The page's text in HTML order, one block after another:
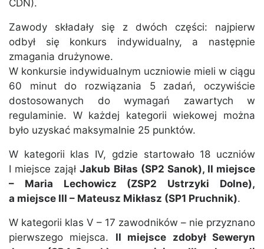
CDN).
Zawody składały się z dwóch części: najpierw
odbył się konkurs indywidualny, a następnie
zmagania drużynowe.
W konkursie indywidualnym uczniowie mieli w ciągu
60 minut do rozwiązania 5 zadań, oczywiście
dostosowanych do wymagań zawartych w
regulaminie. W każdej kategorii wiekowej można
było uzyskać maksymalnie 25 punktów.
W kategorii klas IV, gdzie startowało 18 uczniów
I miejsce zająłJakub Biłas (SP2 Sanok), II miejsce
– Maria Lechowicz (ZSP2 Ustrzyki Dolne),
a miejsce III – Mateusz Mikłasz (SP1 Pruchnik).
W kategorii klas V – 17 zawodników – nie przyznano
pierwszego miejsca. II miejsce zdobył Seweryn